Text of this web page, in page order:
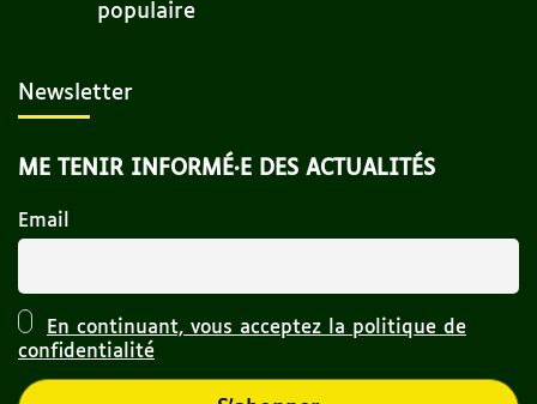
populaire
Newsletter
ME TENIR INFORMÉ·E DES ACTUALITÉS
Email
En continuant, vous acceptez la politique de
confidentialité